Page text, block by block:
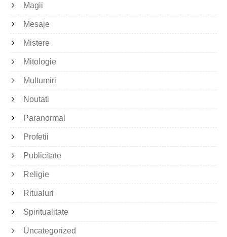
Magii
Mesaje
Mistere
Mitologie
Multumiri
Noutati
Paranormal
Profetii
Publicitate
Religie
Ritualuri
Spiritualitate
Uncategorized